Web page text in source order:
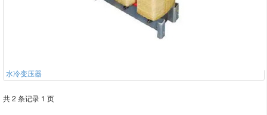
水冷变压器
共 2 条记录 1 页